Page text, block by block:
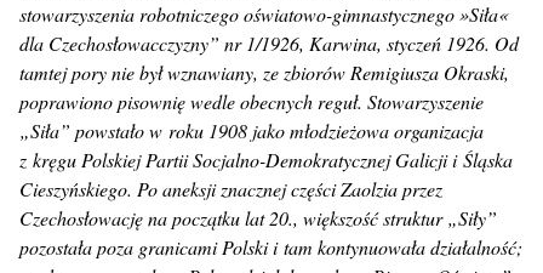
stowarzyszenia robotniczego oświatowo-gimnastycznego »Siła«
dla Czechosłowacczyzny” nr 1/1926, Karwina, styczeń 1926. Od
tamtej pory nie był wznawiany, ze zbiorów Remigiusza Okraski,
poprawiono pisownię wedle obecnych reguł. Stowarzyszenie
„Siła” powstało w roku 1908 jako młodzieżowa organizacja
z kręgu Polskiej Partii Socjalno-Demokratycznej Galicji i Śląska
Cieszyńskiego. Po aneksji znacznej części Zaolzia przez
Czechosłowację na początku lat 20., większość struktur „Siły”
pozostała poza granicami Polski i tam kontynuowała działalność;